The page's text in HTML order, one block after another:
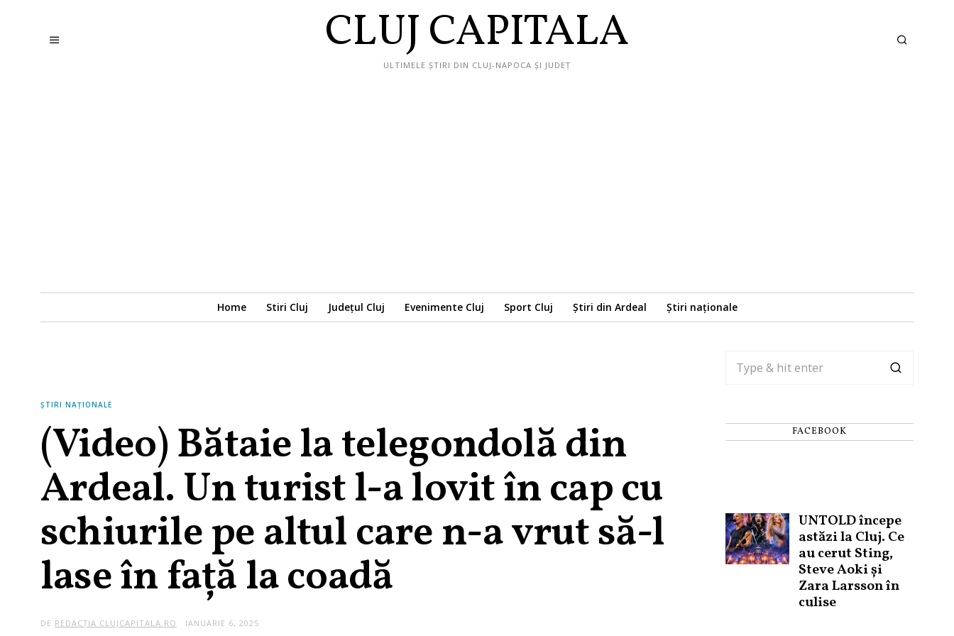
CLUJ CAPITALA
ULTIMELE ȘTIRI DIN CLUJ-NAPOCA ȘI JUDEȚ
Home Stiri Cluj Județul Cluj Evenimente Cluj Sport Cluj Știri din Ardeal Știri naționale
ȘTIRI NAȚIONALE
(Video) Bătaie la telegondolă din
Ardeal. Un turist l-a lovit în cap cu
schiurile pe altul care n-a vrut să-l
lase în față la coadă
DE REDACȚIA CLUJCAPITALA.RO IANUARIE 6, 2025
FACEBOOK
UNTOLD începe
astăzi la Cluj. Ce
au cerut Sting,
Steve Aoki și
Zara Larsson în
culise